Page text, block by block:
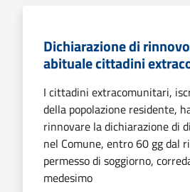
Dichiarazione di
abituale cittadini
I cittadini extracomunitari,
della popolazione residente,
rinnovare la dichiarazione di
nel Comune, entro 60 gg dal
permesso di soggiorno,
medesimo